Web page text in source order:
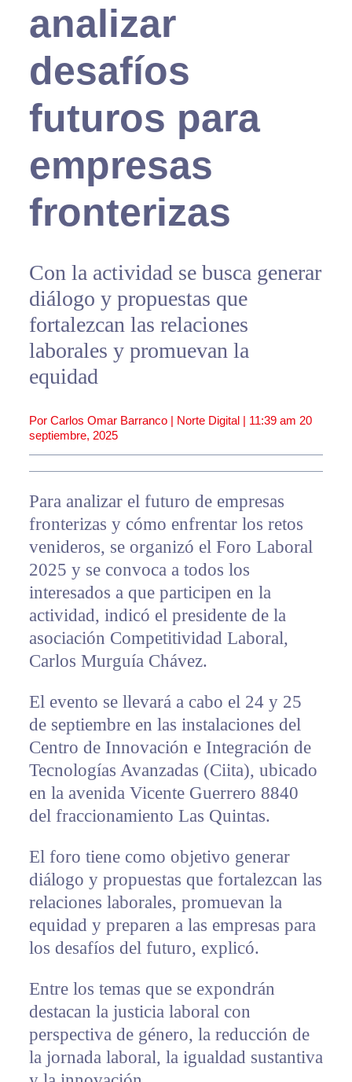
analizar
desafíos
futuros para
empresas
fronterizas
Con la actividad se busca generar
diálogo y propuestas que
fortalezcan las relaciones
laborales y promuevan la
equidad
Por Carlos Omar Barranco | Norte Digital | 11:39 am 20
septiembre, 2025
Para analizar el futuro de empresas
fronterizas y cómo enfrentar los retos
venideros, se organizó el Foro Laboral
2025 y se convoca a todos los
interesados a que participen en la
actividad, indicó el presidente de la
asociación Competitividad Laboral,
Carlos Murguía Chávez.
El evento se llevará a cabo el 24 y 25
de septiembre en las instalaciones del
Centro de Innovación e Integración de
Tecnologías Avanzadas (Ciita), ubicado
en la avenida Vicente Guerrero 8840
del fraccionamiento Las Quintas.
El foro tiene como objetivo generar
diálogo y propuestas que fortalezcan las
relaciones laborales, promuevan la
equidad y preparen a las empresas para
los desafíos del futuro, explicó.
Entre los temas que se expondrán
destacan la justicia laboral con
perspectiva de género, la reducción de
la jornada laboral, la igualdad sustantiva